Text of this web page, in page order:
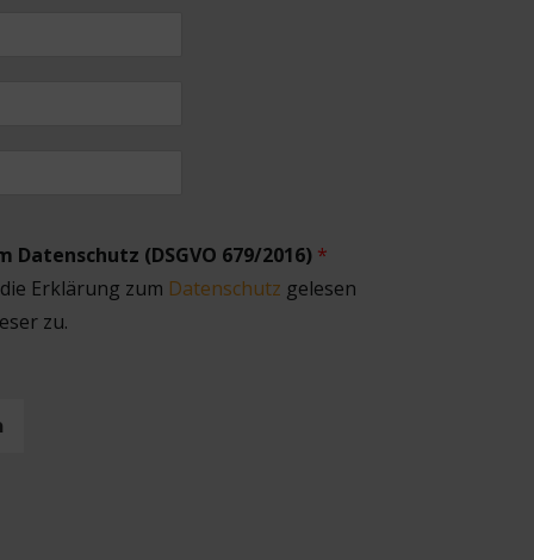
Datenschutz (DSGVO 679/2016) *
Erklärung zum Datenschutz gelesen
zu.